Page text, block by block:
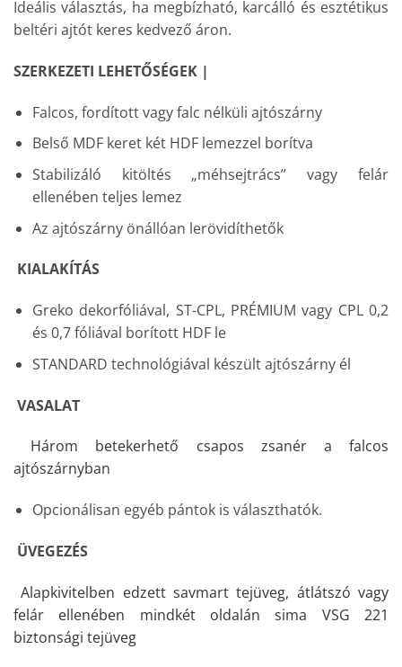
Ideális választás, ha megbízható, karcálló és esztétikus
beltéri ajtót keres kedvező áron.
SZERKEZETI LEHETŐSÉGEK |
Falcos, fordított vagy falc nélküli ajtószárny
Belső MDF keret két HDF lemezzel borítva
Stabilizáló kitöltés „méhsejtrács” vagy felár
ellenében teljes lemez
Az ajtószárny önállóan lerövidíthetők
KIALAKÍTÁS
Greko dekorfóliával, ST-CPL, PRÉMIUM vagy CPL 0,2
és 0,7 fóliával borított HDF le
STANDARD technológiával készült ajtószárny él
VASALAT
Három betekerhető csapos zsanér a falcos
ajtószárnyban
Opcionálisan egyéb pántok is választhatók.
ÜVEGEZÉS
Alapkivitelben edzett savmart tejüveg, átlátszó vagy
felár ellenében mindkét oldalán sima VSG 221
biztonsági tejüveg